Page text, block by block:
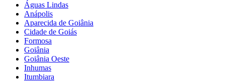
Águas Lindas
Anápolis
Aparecida de Goiânia
Cidade de Goiás
Formosa
Goiânia
Goiânia Oeste
Inhumas
Itumbiara